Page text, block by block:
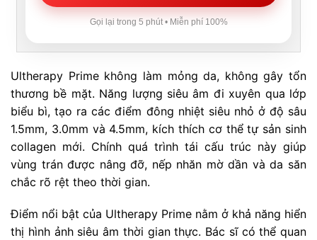
Gọi lại trong 5 phút • Miễn phí 100%
Ultherapy Prime không làm mỏng da, không gây tổn
thương bề mặt. Năng lượng siêu âm đi xuyên qua lớp
biểu bì, tạo ra các điểm đông nhiệt siêu nhỏ ở độ sâu
1.5mm, 3.0mm và 4.5mm, kích thích cơ thể tự sản sinh
collagen mới. Chính quá trình tái cấu trúc này giúp
vùng trán được nâng đỡ, nếp nhăn mờ dần và da săn
chắc rõ rệt theo thời gian.
Điểm nổi bật của Ultherapy Prime nằm ở khả năng hiển
thị hình ảnh siêu âm thời gian thực. Bác sĩ có thể quan